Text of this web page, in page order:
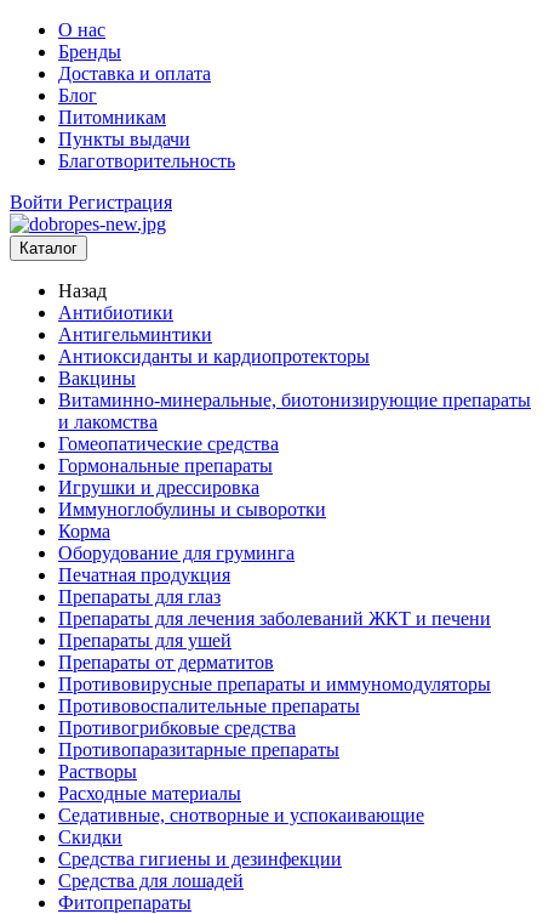
О нас
Бренды
Доставка и оплата
Блог
Питомникам
Пункты выдачи
Благотворительность
Войти Регистрация
Каталог
Назад
Антибиотики
Антигельминтики
Антиоксиданты и кардиопротекторы
Вакцины
Витаминно-минеральные, биотонизирующие препараты
и лакомства
Гомеопатические средства
Гормональные препараты
Игрушки и дрессировка
Иммуноглобулины и сыворотки
Корма
Оборудование для груминга
Печатная продукция
Препараты для глаз
Препараты для лечения заболеваний ЖКТ и печени
Препараты для ушей
Препараты от дерматитов
Противовирусные препараты и иммуномодуляторы
Противовоспалительные препараты
Противогрибковые средства
Противопаразитарные препараты
Растворы
Расходные материалы
Седативные, снотворные и успокаивающие
Скидки
Средства гигиены и дезинфекции
Средства для лошадей
Фитопрепараты